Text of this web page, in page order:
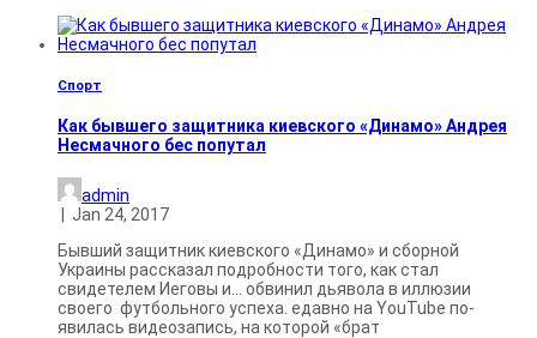
Спорт
Как бывшего защитника киевского «Динамо» Андрея
Несмачного бес попутал
admin
Jan 24, 2017
Бывший защитник киевского «Динамо» и сборной
Украины рассказал подробности того, как стал
свидетелем Иеговы и… обвинил дьявола в иллюзии
своего футбольного успеха. едавно на YouTube по­
явилась видеозапись, на которой «брат